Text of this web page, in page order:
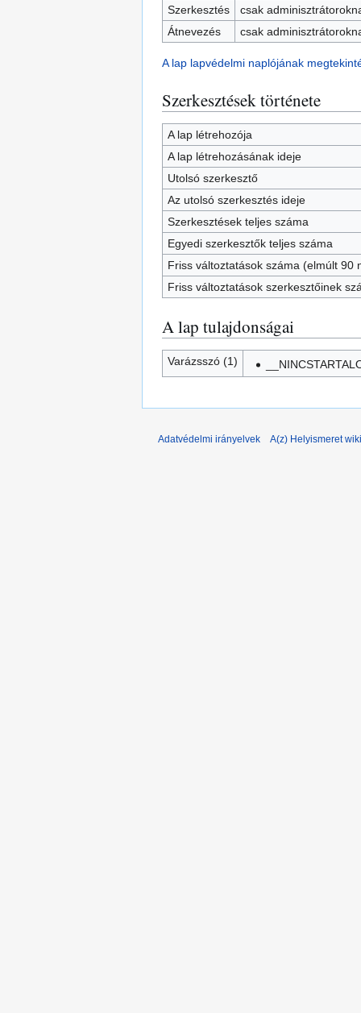
Szerkesztés
csak
Átnevezés
csak
A lap lapvédelmi naplójának
Szerkesztések története
A lap létrehozója
A lap létrehozásának ideje
Utolsó szerkesztő
Az utolsó szerkesztés ideje
Szerkesztések teljes száma
Egyedi szerkesztők teljes száma
Friss változtatások száma (elmúlt 90
Friss változtatások szerkesztőinek
A lap tulajdonságai
Varázsszó (1)
Adatvédelmi irányelvek A(z) Helyismeret